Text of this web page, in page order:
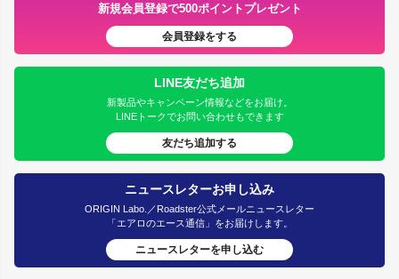
新規会員登録で500ポイントプレゼント
会員登録をする
LINE友だち追加
新製品やキャンペーン情報などをお届け。
LINEトークでお問い合わせもできます
友だち追加する
ニュースレターお申し込み
ORIGIN Labo.／Roadster公式メールニュースレター
「エアロのエース通信」をお届けします。
ニュースレターを申し込む